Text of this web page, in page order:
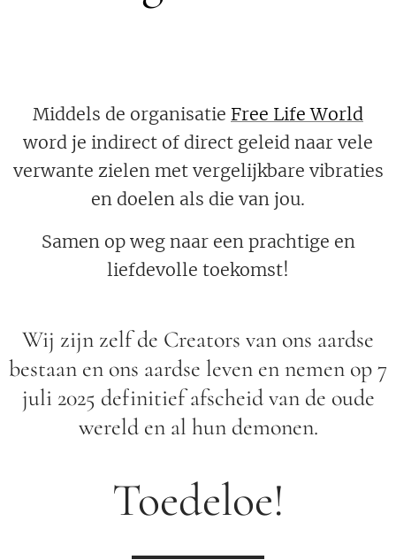
Middels de organisatie Free Life World
word je indirect of direct geleid naar vele
verwante zielen met vergelijkbare vibraties
en doelen als die van jou.
Samen op weg naar een prachtige en
liefdevolle toekomst!
Wij zijn zelf de Creators van ons aardse
bestaan en ons aardse leven en nemen op 7
juli 2025 definitief afscheid van de oude
wereld en al hun demonen.
Toedeloe!